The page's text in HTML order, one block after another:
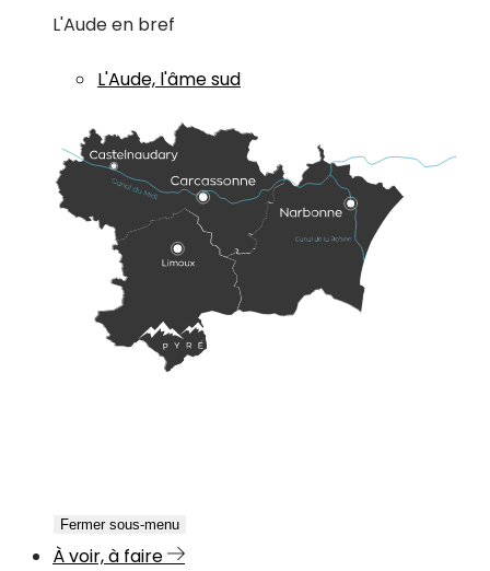
L'Aude en bref
L'Aude, l'âme sud
Fermer sous-menu
À voir, à faire